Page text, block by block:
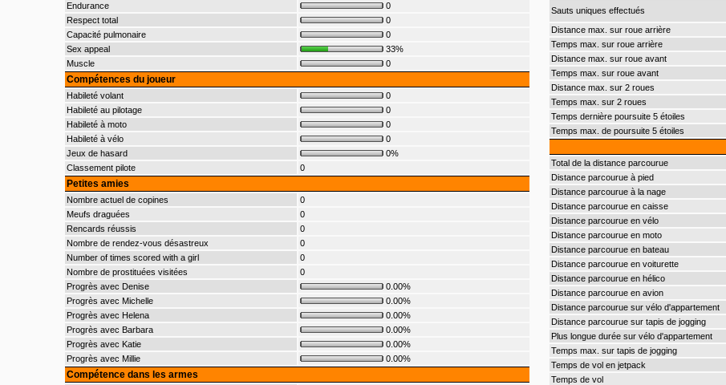
Endurance
0
Respect total
0
Capacité pulmonaire
0
Sex appeal
33%
Muscle
0
Compétences du joueur
Habileté volant
0
Habileté au pilotage
0
Habileté à moto
0
Habileté à vélo
0
Jeux de hasard
0%
Classement pilote
0
Petites amies
Nombre actuel de copines
0
Meufs draguées
0
Rencards réussis
0
Nombre de rendez-vous désastreux
0
Number of times scored with a girl
0
Nombre de prostituées visitées
0
Progrès avec Denise
0.00%
Progrès avec Michelle
0.00%
Progrès avec Helena
0.00%
Progrès avec Barbara
0.00%
Progrès avec Katie
0.00%
Progrès avec Millie
0.00%
Compétence dans les armes
Sauts uniques effectués
Distance max. sur roue arrière
Temps max. sur roue arrière
Distance max. sur roue avant
Temps max. sur roue avant
Distance max. sur 2 roues
Temps max. sur 2 roues
Temps dernière poursuite 5 étoiles
Temps max. de poursuite 5 étoiles
Total de la distance parcourue
Distance parcourue à pied
Distance parcourue à la nage
Distance parcourue en caisse
Distance parcourue en vélo
Distance parcourue en moto
Distance parcourue en bateau
Distance parcourue en voiturette
Distance parcourue en hélico
Distance parcourue en avion
Distance parcourue sur vélo d'appartement
Distance parcourue sur tapis de jogging
Plus longue durée sur vélo d'appartement
Temps max. sur tapis de jogging
Temps de vol en jetpack
Temps de vol